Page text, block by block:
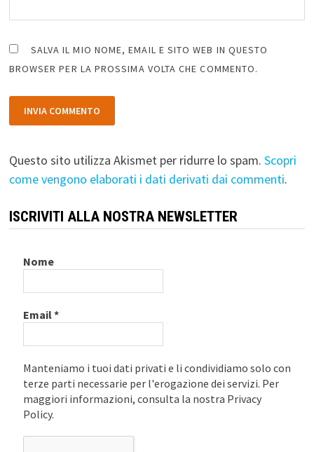
SALVA IL MIO NOME, EMAIL E SITO WEB IN QUESTO
BROWSER PER LA PROSSIMA VOLTA CHE COMMENTO.
Questo sito utilizza Akismet per ridurre lo spam. Scopri
come vengono elaborati i dati derivati dai commenti.
ISCRIVITI ALLA NOSTRA NEWSLETTER
Nome
Email*
Manteniamo i tuoi dati privati e li condividiamo solo con
terze parti necessarie per l'erogazione dei servizi. Per
maggiori informazioni, consulta la nostra Privacy
Policy.